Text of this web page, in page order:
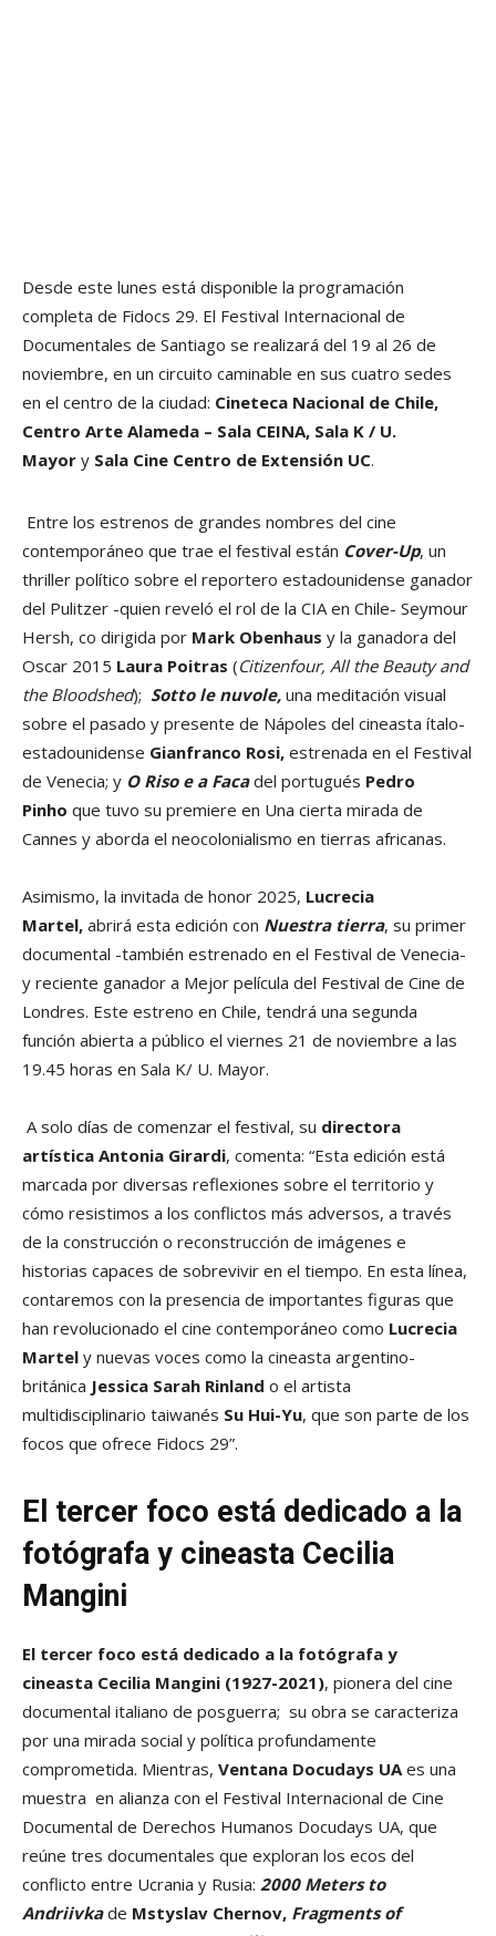
Desde este lunes está disponible la programación
completa de Fidocs 29. El Festival Internacional de
Documentales de Santiago se realizará del 19 al 26 de
noviembre, en un circuito caminable en sus cuatro sedes
en el centro de la ciudad: Cineteca Nacional de Chile,
Centro Arte Alameda – Sala CEINA, Sala K / U.
Mayor y Sala Cine Centro de Extensión UC.
Entre los estrenos de grandes nombres del cine
contemporáneo que trae el festival están Cover-Up, un
thriller político sobre el reportero estadounidense ganador
del Pulitzer -quien reveló el rol de la CIA en Chile- Seymour
Hersh, co dirigida por Mark Obenhaus y la ganadora del
Oscar 2015 Laura Poitras (Citizenfour, All the Beauty and
the Bloodshed); Sotto le nuvole, una meditación visual
sobre el pasado y presente de Nápoles del cineasta ítalo-
estadounidense Gianfranco Rosi, estrenada en el Festival
de Venecia; y O Riso e a Facadel portugués Pedro
Pinho que tuvo su premiere en Una cierta mirada de
Cannes y aborda el neocolonialismo en tierras africanas.
Asimismo, la invitada de honor 2025, Lucrecia
Martel, abrirá esta edición con Nuestra tierra, su primer
documental -también estrenado en el Festival de Venecia-
y reciente ganador a Mejor película del Festival de Cine de
Londres. Este estreno en Chile, tendrá una segunda
función abierta a público el viernes 21 de noviembre a las
19.45 horas en Sala K/ U. Mayor.
A solo días de comenzar el festival, su directora
artística Antonia Girardi, comenta: “Esta edición está
marcada por diversas reflexiones sobre el territorio y
cómo resistimos a los conflictos más adversos, a través
de la construcción o reconstrucción de imágenes e
historias capaces de sobrevivir en el tiempo. En esta línea,
contaremos con la presencia de importantes figuras que
han revolucionado el cine contemporáneo como Lucrecia
Martel y nuevas voces como la cineasta argentino-
británica Jessica Sarah Rinland o el artista
multidisciplinario taiwanés Su Hui-Yu, que son parte de los
focos que ofrece Fidocs 29”.
El tercer foco está dedicado a la
fotógrafa y cineasta Cecilia
Mangini
El tercer foco está dedicado a la fotógrafa y
cineasta Cecilia Mangini (1927-2021), pionera del cine
documental italiano de posguerra; su obra se caracteriza
por una mirada social y política profundamente
comprometida. Mientras, Ventana Docudays UA es una
muestra en alianza con el Festival Internacional de Cine
Documental de Derechos Humanos Docudays UA, que
reúne tres documentales que exploran los ecos del
conflicto entre Ucrania y Rusia: 2000 Meters to
Andriivka de Mstyslav Chernov, Fragments of